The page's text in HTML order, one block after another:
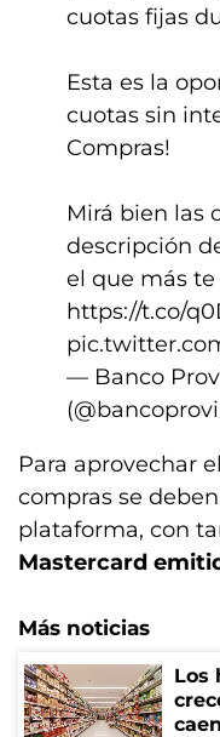
cuotas fijas
Esta es la
cuotas sin
Compras!
Mirá bien las
descripción
el que más
https://t.co/
— Banco
Para aprovechar
compras se
plataforma, con
Mastercard
Más noticias
Los